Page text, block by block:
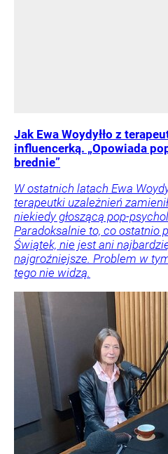
Jak Ewa Woydyłło z
influencerką. „Opowiada
brednie”
W ostatnich latach Ewa
terapeutki uzależnień
niekiedy głoszącą pop-
Paradoksalnie to, co ostatnio
Świątek, nie jest ani
najgroźniejsze. Problem w
tego nie widzą.